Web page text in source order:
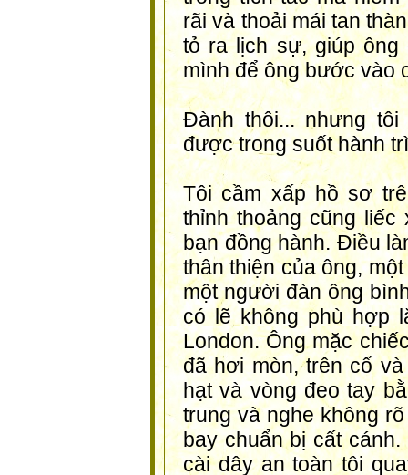
rãi và thoải mái tan
tỏ ra lịch sự, giúp ông
mình để ông bước vào
Đành thôi... nhưng
được trong suốt hành
Tôi cầm xấp hồ sơ
thỉnh thoảng cũng
bạn đồng hành. Điều
thân thiện của ông,
một người đàn ông
có lẽ không phù hợp
London. Ông mặc
đã hơi mòn, trên cổ
hạt và vòng đeo tay
trung và nghe không
bay chuẩn bị cất
cài dây an toàn tôi